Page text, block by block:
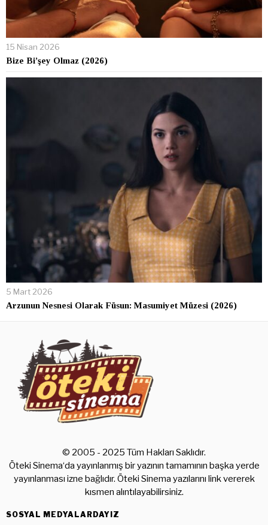
15 Nisan 2026
Bize Bi’şey Olmaz (2026)
5 Mart 2026
Arzunun Nesnesi Olarak Füsun: Masumiyet Müzesi (2026)
© 2005 - 2025 Tüm Hakları Saklıdır.
Öteki Sinema‘da yayınlanmış bir yazının tamamının başka yerde
yayınlanması izne bağlıdır. Öteki Sinema yazılarını link vererek
kısmen alıntılayabilirsiniz.
SOSYAL MEDYALARDAYIZ